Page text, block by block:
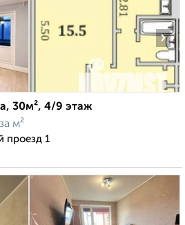
›
30м², 4/9 этаж
за м²
проезд 1